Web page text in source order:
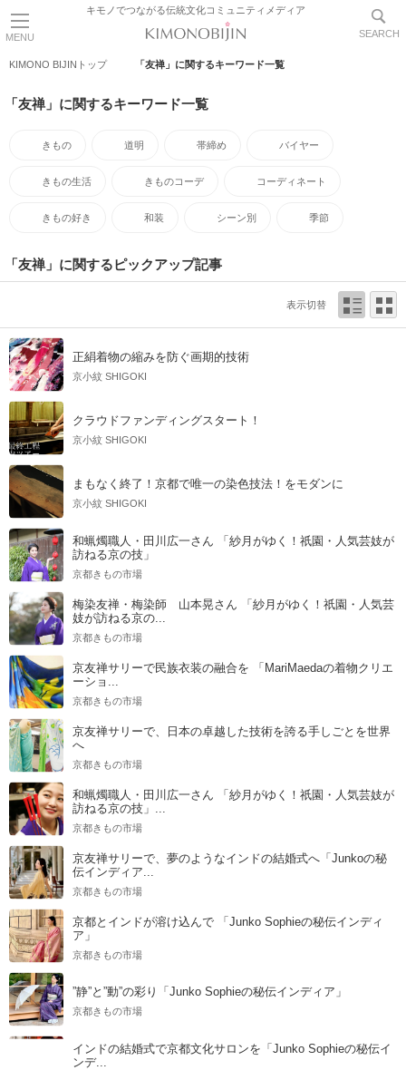
MENU
キモノでつながる伝統文化コミュニティメディア
SEARCH
KIMONO BIJINトップ 「友禅」に関するキーワード一覧
「友禅」に関するキーワード一覧
きもの 道明 帯締め バイヤー
きもの生活 きものコーデ コーディネート
きもの好き 和装 シーン別 季節
「友禅」に関するピックアップ記事
表示切替
正絹着物の縮みを防ぐ画期的技術
京小紋 SHIGOKI
クラウドファンディングスタート！
京小紋 SHIGOKI
まもなく終了！京都で唯一の染色技法！をモダンに
京小紋 SHIGOKI
和蝋燭職人・田川広一さん 「紗月がゆく！祇園・人気芸妓が
訪ねる京の技」
京都きもの市場
梅染友禅・梅染師 山本晃さん 「紗月がゆく！祇園・人気芸
妓が訪ねる京の...
京都きもの市場
京友禅サリーで民族衣装の融合を 「MariMaedaの着物クリエ
ーショ...
京都きもの市場
京友禅サリーで、日本の卓越した技術を誇る手しごとを世界
へ
京都きもの市場
和蝋燭職人・田川広一さん 「紗月がゆく！祇園・人気芸妓が
訪ねる京の技」...
京都きもの市場
京友禅サリーで、夢のようなインドの結婚式へ「Junkoの秘
伝インディア...
京都きもの市場
京都とインドが溶け込んで 「Junko Sophieの秘伝インディ
ア」
京都きもの市場
”静”と”動”の彩り「Junko Sophieの秘伝インディア」
京都きもの市場
インドの結婚式で京都文化サロンを「Junko Sophieの秘伝イ
ンデ...